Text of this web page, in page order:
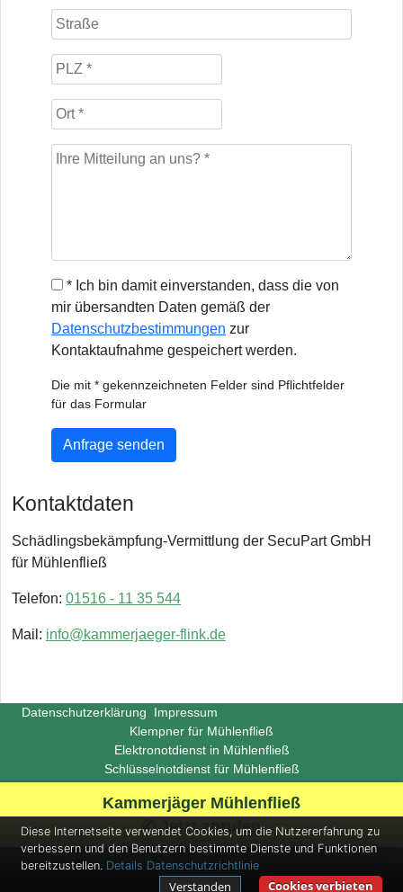
Kammerjäger Mühlenfließ
✆ Jetzt anrufen
* Ich bin damit einverstanden, dass die von
mir übersandten Daten gemäß der
Datenschutzbestimmungen zur
Kontaktaufnahme gespeichert werden.
Die mit * gekennzeichneten Felder sind Pflichtfelder
für das Formular
Anfrage senden
Kontaktdaten
Schädlingsbekämpfung-Vermittlung der SecuPart GmbH
für Mühlenfließ
Telefon: 01516 - 11 35 544
Mail: info@kammerjaeger-flink.de
Datenschutzerklärung
Impressum
Klempner für Mühlenfließ
Elektronotdienst in Mühlenfließ
Schlüsselnotdienst für Mühlenfließ
(Last update 2026-06-29)
Diese Internetseite verwendet Cookies, um die Nutzererfahrung zu
verbessern und den Benutzern bestimmte Dienste und Funktionen
bereitzustellen. Details Datenschutzrichtlinie
Cookies verbieten
Verstanden